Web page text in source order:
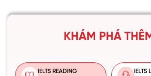
KHÁM PHÁ
IELTS READING IELTS